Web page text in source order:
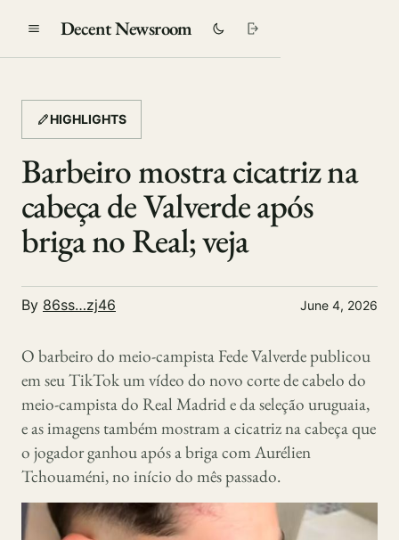
Decent Newsroom
HIGHLIGHTS
Barbeiro mostra cicatriz na
cabeça de Valverde após
briga no Real; veja
By 86ss…zj46 June 4, 2026
O barbeiro do meio-campista Fede Valverde publicou
em seu TikTok um vídeo do novo corte de cabelo do
meio-campista do Real Madrid e da seleção uruguaia,
e as imagens também mostram a cicatriz na cabeça que
o jogador ganhou após a briga com Aurélien
Tchouaméni, no início do mês passado.